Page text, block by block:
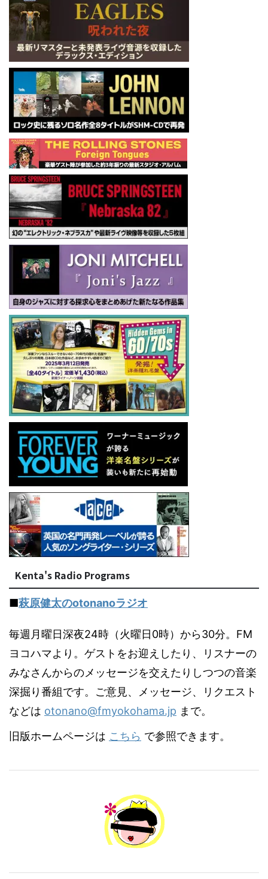
Kenta's Radio Programs
■萩原健太のotonanoラジオ
毎週月曜日深夜24時（火曜日0時）から30分。FM
ヨコハマより。ゲストをお迎えしたり、リスナーの
みなさんからのメッセージを交えたりしつつの音楽
深掘り番組です。ご意見、メッセージ、リクエスト
などは otonano@fmyokohama.jp まで。
旧版ホームページは こちら で参照できます。